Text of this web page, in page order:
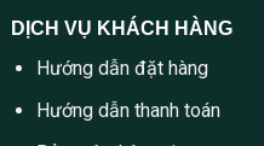
DỊCH VỤ KHÁCH HÀNG
Hướng dẫn đặt hàng
Hướng dẫn thanh toán